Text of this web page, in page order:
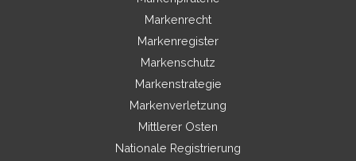
Markenrecht
Markenregister
Markenschutz
Markenstrategie
Markenverletzung
Mittlerer Osten
Nationale Registrierung